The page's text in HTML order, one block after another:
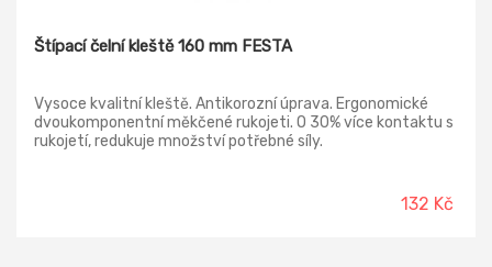
Štípací čelní kleště 160 mm FESTA
Vysoce kvalitní kleště. Antikorozní úprava. Ergonomické
dvoukomponentní měkčené rukojeti. O 30% více kontaktu s
rukojetí, redukuje množství potřebné síly.
132 Kč